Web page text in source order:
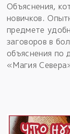
Объяснения,
новичков.
предмете
заговоров в
объяснения по
«Магия